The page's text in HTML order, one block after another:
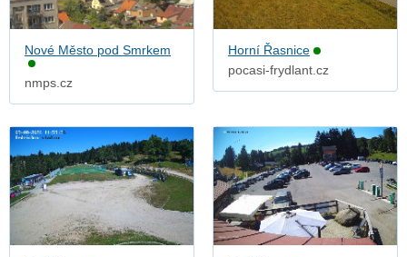
Nové Město pod Smrkem
nmps.cz
Horní Řasnice
pocasi-frydlant.cz